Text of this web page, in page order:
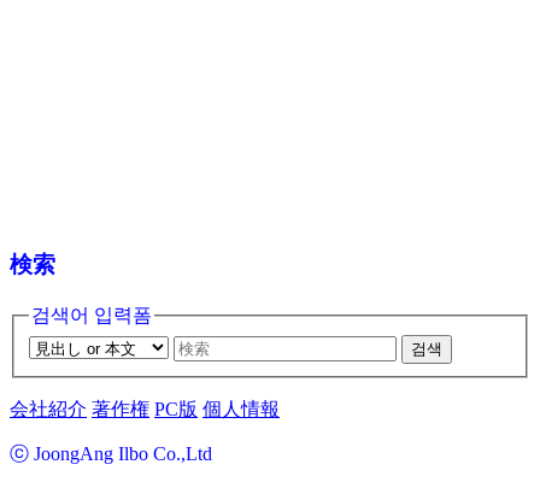
検索
검색어 입력폼
검색
会社紹介 著作権 PC版 個人情報
ⓒ JoongAng Ilbo Co.,Ltd